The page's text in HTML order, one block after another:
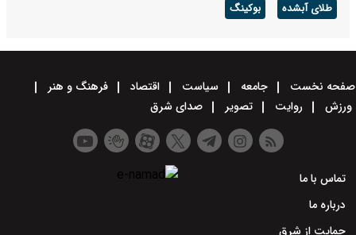
طلای آبشده بوکینگ
صفحه نخست جامعه سیاست اقتصاد
فرهنگ و هنر
ورزش
روایت تصویر صدای شرق
تماس با ما
درباره ما
حمایت از شرق